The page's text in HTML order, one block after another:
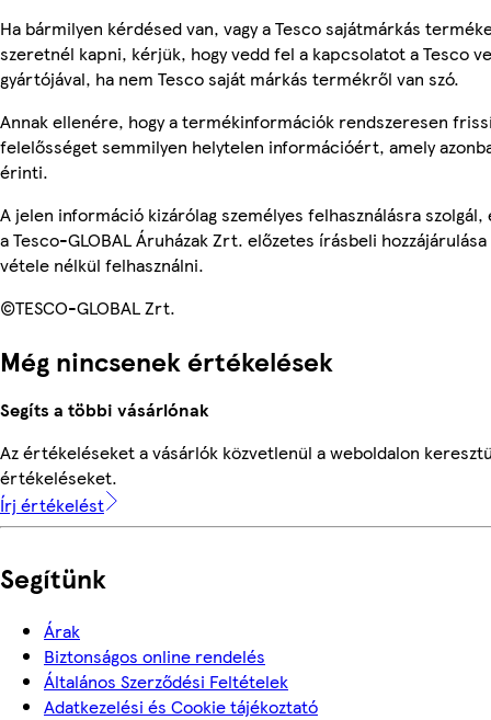
Ha bármilyen kérdésed van, vagy a Tesco sajátmárkás
szeretnél kapni, kérjük, hogy vedd fel a kapcsolatot a Tesco
gyártójával, ha nem Tesco saját márkás termékről van szó.
Annak ellenére, hogy a termékinformációk rendszeresen
felelősséget semmilyen helytelen információért, amely
érinti.
A jelen információ kizárólag személyes felhasználásra
a Tesco-GLOBAL Áruházak Zrt. előzetes írásbeli
vétele nélkül felhasználni.
©TESCO-GLOBAL Zrt.
Még nincsenek értékelések
Segíts a többi vásárlónak
Az értékeléseket a vásárlók közvetlenül a weboldalon
értékeléseket.
Írj értékelést
Segítünk
Árak
Biztonságos online rendelés
Általános Szerződési Feltételek
Adatkezelési és Cookie tájékoztató